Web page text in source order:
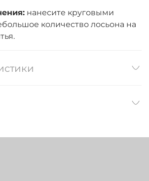
нанесите круговыми
количество лосьона на